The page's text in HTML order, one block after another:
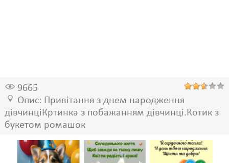
9665
Опис: Привітання з днем народження
дівчинціКртинка з побажанням дівчинці.Котик з
букетом ромашок